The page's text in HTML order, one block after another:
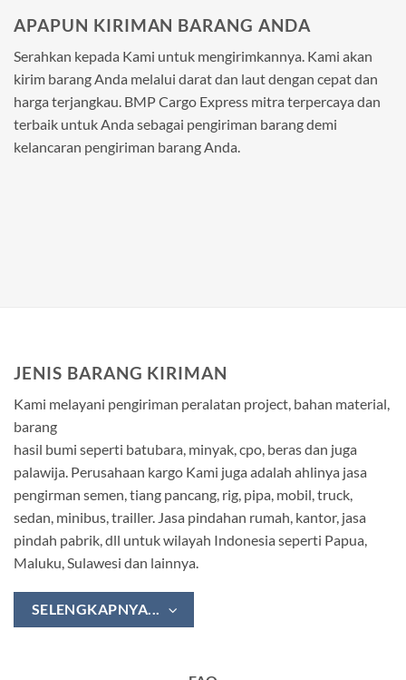
APAPUN KIRIMAN BARANG ANDA
Serahkan kepada Kami untuk mengirimkannya. Kami akan
kirim barang Anda melalui darat dan laut dengan cepat dan
harga terjangkau. BMP Cargo Express mitra terpercaya dan
terbaik untuk Anda sebagai pengiriman barang demi
kelancaran pengiriman barang Anda.
JENIS BARANG KIRIMAN
Kami melayani pengiriman peralatan project, bahan material,
barang
hasil bumi seperti batubara, minyak, cpo, beras dan juga
palawija. Perusahaan kargo Kami juga adalah ahlinya jasa
pengirman semen, tiang pancang, rig, pipa, mobil, truck,
sedan, minibus, trailler. Jasa pindahan rumah, kantor, jasa
pindah pabrik, dll untuk wilayah Indonesia seperti Papua,
Maluku, Sulawesi dan lainnya.
SELENGKAPNYA...